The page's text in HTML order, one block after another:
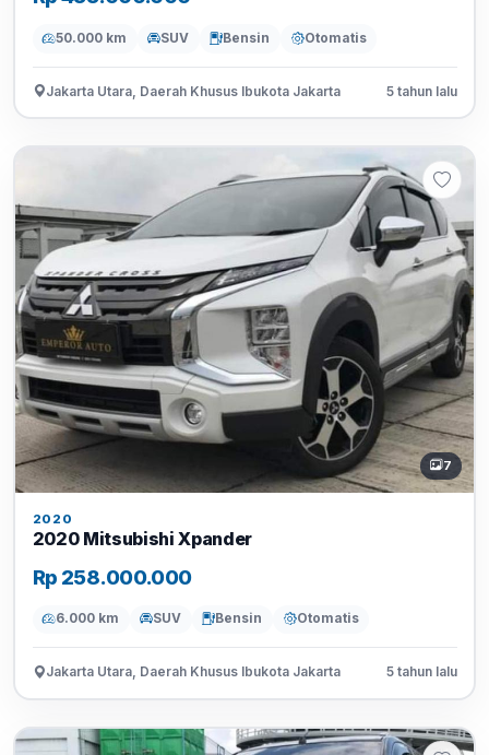
50.000 km SUV Bensin Otomatis
Jakarta Utara, Daerah Khusus Ibukota Jakarta 5 tahun lalu
7
2020
2020 Mitsubishi Xpander
Rp 258.000.000
6.000 km SUV Bensin Otomatis
Jakarta Utara, Daerah Khusus Ibukota Jakarta 5 tahun lalu